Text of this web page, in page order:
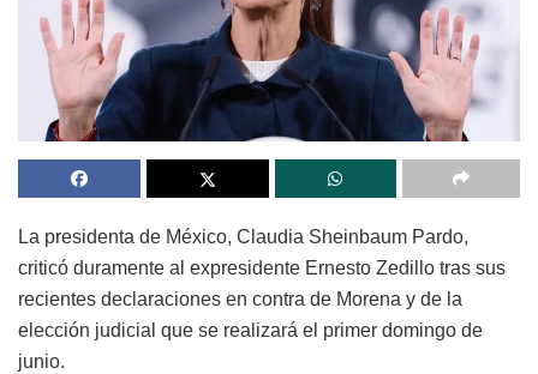
La presidenta de México, Claudia Sheinbaum Pardo,
criticó duramente al expresidente Ernesto Zedillo tras sus
recientes declaraciones en contra de Morena y de la
elección judicial que se realizará el primer domingo de
junio.